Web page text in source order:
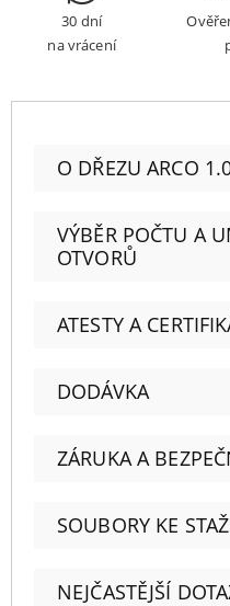
30 dní
na vrácení
O DŘEZU ARCO
VÝBĚR POČTU A
OTVORŮ
ATESTY A
DODÁVKA
ZÁRUKA A
SOUBORY KE
NEJČASTĚJŠÍ